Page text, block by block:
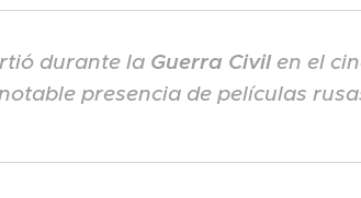
durante la Guerra Civilen el
presencia de películas